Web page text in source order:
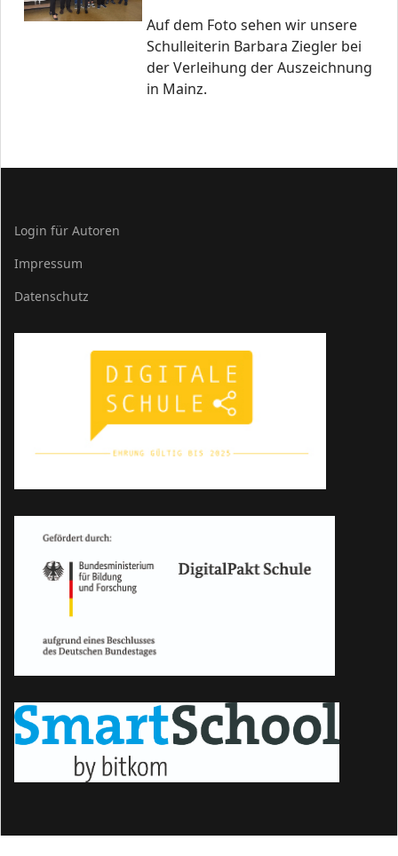
Auf dem Foto sehen wir unsere
Schulleiterin Barbara Ziegler bei
der Verleihung der Auszeichnung
in Mainz.
Login für Autoren
Impressum
Datenschutz